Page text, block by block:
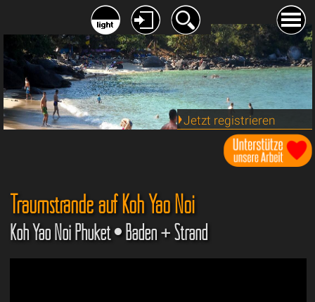
Jetzt registrieren
Traumstrände auf Koh Yao Noi
Koh Yao Noi Phuket • Baden + Strand